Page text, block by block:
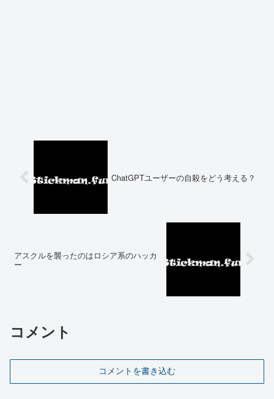
ChatGPTユーザーの自殺をどう考える？
アスクルを襲ったのはロシア系のハッカ
ー
コメント
コメントを書き込む